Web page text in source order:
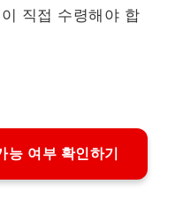
직접 수령해야 합
능 여부 확인하기